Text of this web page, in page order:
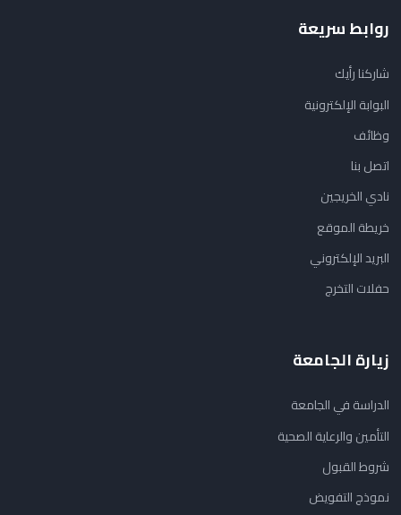
روابط سريعة
شاركنا رأيك
البوابة الإلكترونية
وظائف
اتصل بنا
نادي الخريجين
خريطة الموقع
البريد الإلكتروني
حفلات التخرج
زيارة الجامعة
الدراسة في الجامعة
التأمين والرعاية الصحية
شروط القبول
نموذج التفويض